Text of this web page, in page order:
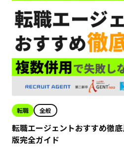
転職 全般
転職エージェントおすすめ徹
版完全ガイド